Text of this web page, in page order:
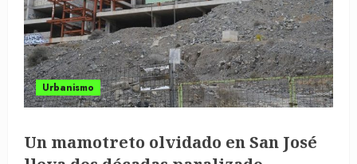
Urbanismo
Un mamotreto olvidado en San José